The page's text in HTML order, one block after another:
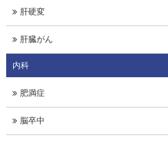
肝硬変
肝臓がん
内科
肥満症
脳卒中